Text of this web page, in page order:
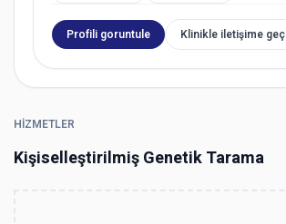
Profili goruntule Klinikle iletişime geç
HIZMETLER
Kişiselleştirilmiş Genetik Tarama